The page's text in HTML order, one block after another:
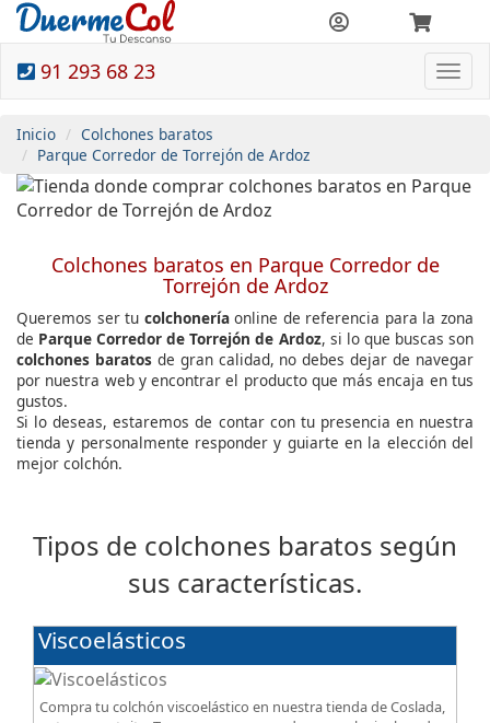
91 293 68 23
Inicio
Colchones baratos
Parque Corredor de Torrejón de Ardoz
Colchones baratos en Parque Corredor de
Torrejón de Ardoz
Queremos ser tu colchoneríaonline de referencia para la zona
de Parque Corredor de Torrejón de Ardoz, si lo que buscas son
colchones baratosde gran calidad, no debes dejar de navegar
por nuestra web y encontrar el producto que más encaja en tus
gustos.
Si lo deseas, estaremos de contar con tu presencia en nuestra
tienda y personalmente responder y guiarte en la elección del
mejor colchón.
Tipos de colchones baratos según
sus características.
Viscoelásticos
Compra tu colchón viscoelástico en nuestra tienda de Coslada,